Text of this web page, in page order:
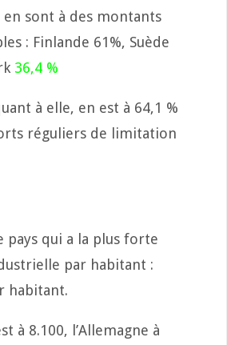
sont à des montants
: Finlande 61%, Suède
36,4 %
à elle, en est à 64,1 %
réguliers de limitation
pays qui a la plus forte
par habitant :
habitant.
à 8.100, l’Allemagne à